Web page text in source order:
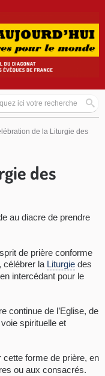
de la Liturgie des
des
au diacre de prendre
de prière conforme
célébrer la Liturgie des
intercédant pour le
continue de l’Eglise, de
spirituelle et
cette forme de prière, en
ou aux consacrés.